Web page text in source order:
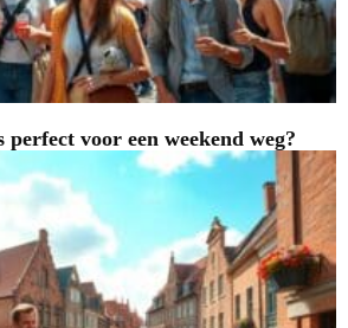
voor een weekend weg?